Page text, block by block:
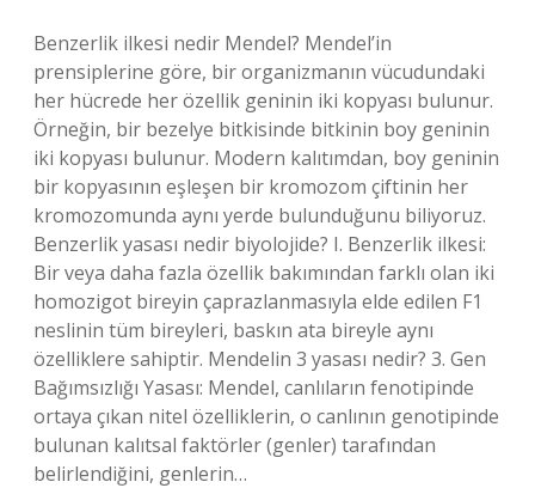
Benzerlik ilkesi nedir Mendel? Mendel’in
prensiplerine göre, bir organizmanın vücudundaki
her hücrede her özellik geninin iki kopyası bulunur.
Örneğin, bir bezelye bitkisinde bitkinin boy geninin
iki kopyası bulunur. Modern kalıtımdan, boy geninin
bir kopyasının eşleşen bir kromozom çiftinin her
kromozomunda aynı yerde bulunduğunu biliyoruz.
Benzerlik yasası nedir biyolojide? I. Benzerlik ilkesi:
Bir veya daha fazla özellik bakımından farklı olan iki
homozigot bireyin çaprazlanmasıyla elde edilen F1
neslinin tüm bireyleri, baskın ata bireyle aynı
özelliklere sahiptir. Mendelin 3 yasası nedir? 3. Gen
Bağımsızlığı Yasası: Mendel, canlıların fenotipinde
ortaya çıkan nitel özelliklerin, o canlının genotipinde
bulunan kalıtsal faktörler (genler) tarafından
belirlendiğini, genlerin…